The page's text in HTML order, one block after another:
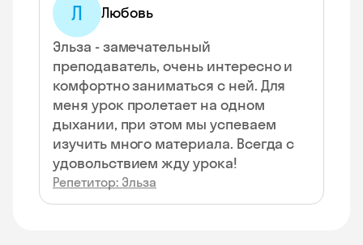
Л
Любовь
Эльза - замечательный
преподаватель, очень интересно и
комфортно заниматься с ней. Для
меня урок пролетает на одном
дыхании, при этом мы успеваем
изучить много материала. Всегда с
удовольствием жду урока!
Репетитор: Эльза